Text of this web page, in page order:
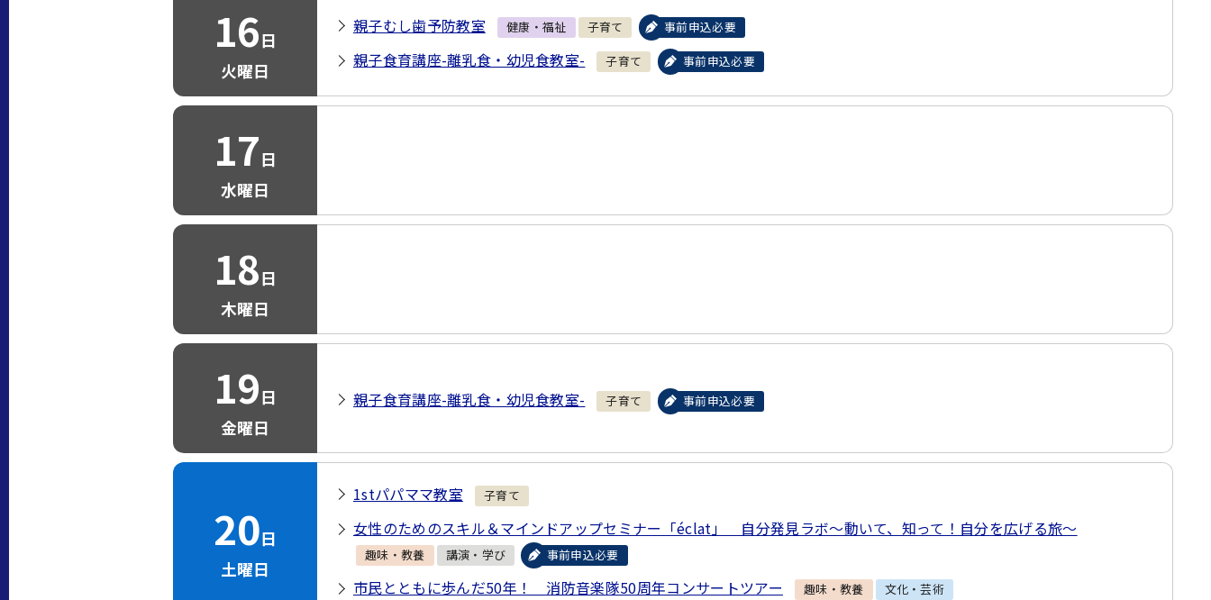
16日
火曜日
親子むし歯予防教室 健康・福祉 子育て 事前申込必要
親子食育講座-離乳食・幼児食教室- 子育て 事前申込必要
17日
水曜日
18日
木曜日
19日
金曜日
親子食育講座-離乳食・幼児食教室- 子育て 事前申込必要
20日
土曜日
1stパパママ教室 子育て
女性のためのスキル＆マインドアップセミナー「éclat」 自分発見ラボ～動いて、知って！自分を広げる旅～
趣味・教養 講演・学び 事前申込必要
市民とともに歩んだ50年！ 消防音楽隊50周年コンサートツアー 趣味・教養 文化・芸術